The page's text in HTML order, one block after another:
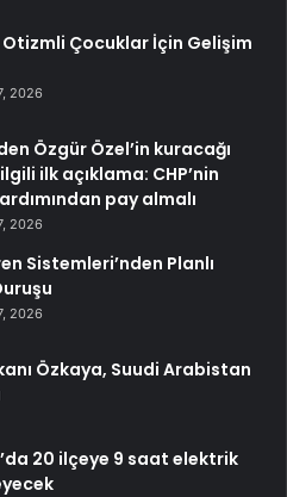
Otizmli Çocuklar İçin Gelişim
2026
Özgür Özel’in kuracağı
ilk açıklama: CHP’nin
pay almalı
2026
Sistemleri’nden Planlı
2026
Özkaya, Suudi Arabistan
20 ilçeye 9 saat elektrik